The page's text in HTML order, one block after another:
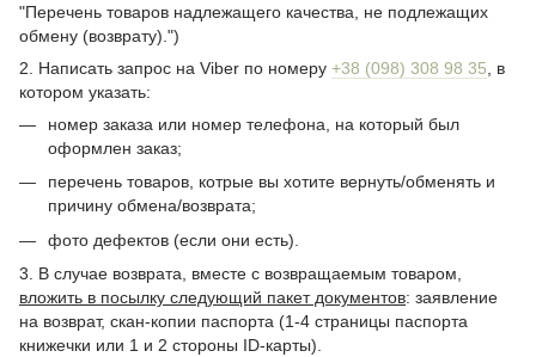
"Перечень товаров надлежащего качества, не подлежащих
обмену (возврату).")
2. Написать запрос на Viber по номеру +38 (098) 308 98 35 , в
котором указать:
номер заказа или номер телефона, на который был
оформлен заказ;
перечень товаров, котрые вы хотите вернуть/обменять и
причину обмена/возврата;
фото дефектов (если они есть).
3. В случае возврата, вместе с возвращаемым товаром,
вложить в посылку следующий пакет документов: заявление
на возврат, скан-копии паспорта (1-4 страницы паспорта
книжечки или 1 и 2 стороны ID-карты).